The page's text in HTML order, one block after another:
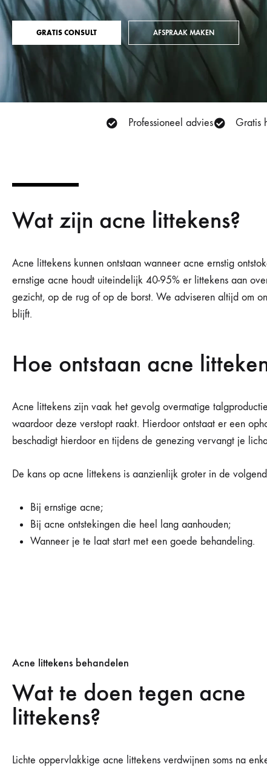
Cosmelan behandeling
Couperose
Dermamelan behandeling
Droge huid behandeling
Fotona Fractionele Laser
Huidverjonging
Relax
GRATIS CONSULT AFSPRAAK MAKEN
Professioneel advies Gratis
Wat zijn acne littekens?
Acne littekens kunnen ontstaan wanneer acne ernstig
ernstige acne houdt uiteindelijk 40-95% er littekens aan
gezicht, op de rug of op de borst. We adviseren altijd om
blijft.
Hoe ontstaan acne
Acne littekens zijn vaak het gevolg overmatige
waardoor deze verstopt raakt. Hierdoor ontstaat er een
beschadigt hierdoor en tijdens de genezing vervangt je
De kans op acne littekens is aanzienlijk groter in de
Bij ernstige acne;
Bij acne ontstekingen die heel lang aanhouden;
Wanneer je te laat start met een goede behandeling.
Acne littekens behandelen
Wat te doen tegen acne
littekens?
Lichte oppervlakkige acne littekens verdwijnen soms na